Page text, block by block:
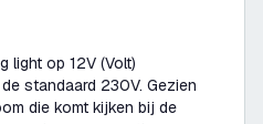
light op 12V (Volt)
standaard 230V. Gezien
die komt kijken bij de